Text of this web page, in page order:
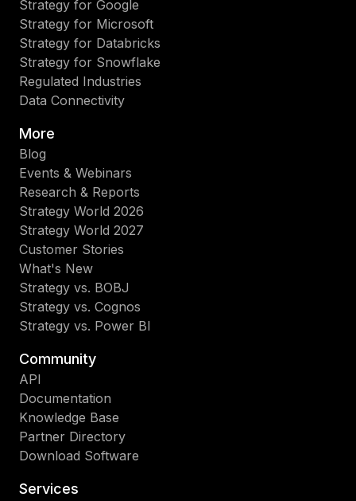
Strategy for Google
Strategy for Microsoft
Strategy for Databricks
Strategy for Snowflake
Regulated Industries
Data Connectivity
More
Blog
Events & Webinars
Research & Reports
Strategy World 2026
Strategy World 2027
Customer Stories
What's New
Strategy vs. BOBJ
Strategy vs. Cognos
Strategy vs. Power BI
Community
API
Documentation
Knowledge Base
Partner Directory
Download Software
Services